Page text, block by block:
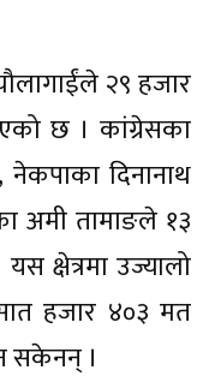
२९ हजार
छ । कांग्रेसका
दिनानाथ
अमी तामाङले १३
क्षेत्रमा उज्यालो
हजार ४०३ मत
सकेनन् ।